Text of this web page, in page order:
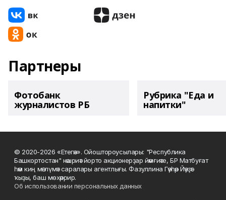
Партнеры
Фотобанк
журналистов РБ
Рубрика "Еда и
напитки"
© 2020-2026 «Етегән». Ойоштороусылары: "Республика
Башкортостан" нәшриәт йорто акционерҙар йәмғиәте, БР Матбуғат
һәм киң мәғлүмәт саралары агентлығы. Фазуллина Гәүһәр Йәүҙәт
ҡыҙы, баш мөхәррир.
Об использовании персональных данных